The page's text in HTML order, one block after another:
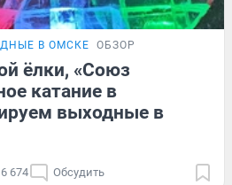
В ОМСКЕ ОБЗОР
ёлки, «Союз
катание в
выходные в
6 674 Обсудить